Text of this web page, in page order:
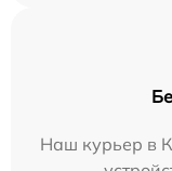
Наш курьер в